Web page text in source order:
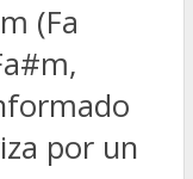
(Fa
por un